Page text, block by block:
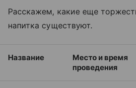
Расскажем, какие еще
напитка существуют.
Название
Место и время
проведения